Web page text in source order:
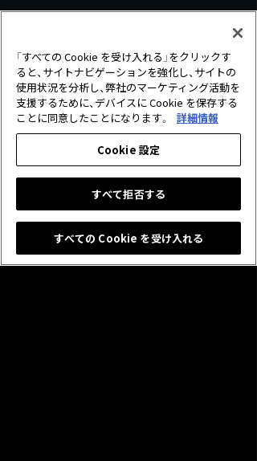
能力変更に伴い、上記2つのカードを分解したと
きに得られるレッドエーテル量を期間限定で変
更いたします。
また、《ミニゴブリンメイジ》に関わるカードで
あるとして、ニュートラルクラスのシルバーレ
ア《歴戦の傭兵・フィーナ》を分解したときに得
られるレッドエーテル量も併せて変更いたしま
※《歴戦の傭兵・フィーナ》にカード能力の変更
はありません。
▼《ルーンの貫き》《歴戦の傭兵・フィーナ》を分
解したときに得られるレッドエーテル
ノーマル版：50個 → 200個
プレミアム版：120個 → 200個
「すべての Cookie を受け入れる」をクリックす
ると、サイトナビゲーションを強化し、サイトの
使用状況を分析し、弊社のマーケティング活動を
支援するために、デバイスに Cookie を保存する
ことに同意したことになります。
詳細情報
Cookie 設定
すべて拒否する
すべての Cookie を受け入れる